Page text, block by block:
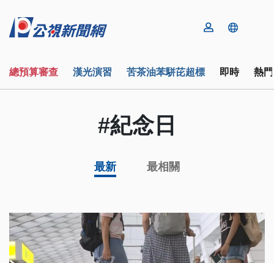
總預算審查 漢光演習 苦茶油苯駢芘超標 即時 熱
#紀念日
最新 最相關